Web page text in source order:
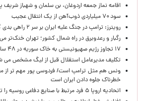
اقامه نماز جمعه اردوغان، بن ‌سلمان و شهباز
سود ۷۰ میلیاردی ذوب‌آهن از یک انتقال عجیب
رویترز: ترامپ در جنگ علیه ایران بر سر ۲ راهی بدی گیر افتاده است
رگبار و رعدوبرق در راه شمال کشور؛ تهران خنک‌تر
۱۷ تجاوز رژیم صهیونیستی به خاک سوریه در ۴۸ ساعت گذشته
تکلیف مدیرعامل استقلال قبل از لیگ مشخص می
ونس هم مثل ترامپ است/ فردوسی پور مهم تر از
خطرناک جلوه دادن ایران است
اتحادیه اروپا ۵ فرد مرتبط با صنایع دفاعی روسیه را تحریم کرد